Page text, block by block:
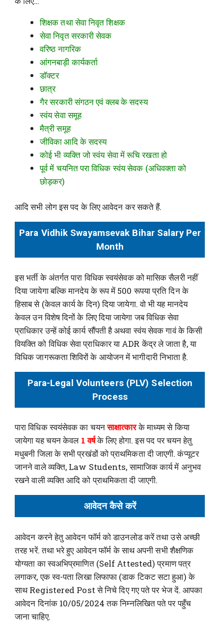
शिक्षक तथा सेवा निवृत शिक्षक
सेवा निवृत सरकारी सेवक
वरिष्ठ नागरिक
आंगनबाड़ी कार्यकर्ता
डॉक्टर
छात्र
गैर सरकारी संगठन एवं क्लब के सदस्य
स्वंय सेवा समूह
मैत्री समूह
जीविका आदि के सदस्य
कोई भी व्यक्ति जो स्वंय सेवा में रूचि रखता हो
पूर्व में चयनित परा विधिक स्वंय सेवक (अधिवक्ता को
छोड़कर)
आदि सभी लोग इस पद के लिए आवेदन कर सकते हैं.
Para Vidhik Swayamsevak Bihar Salary Per
Month
इस भर्ती के अंतर्गत पारा विधिक स्वयंसेवक को मासिक सैलरी नहीं
दिया जायेगा बल्कि मानदेय के रूप में 500 रूपया प्रति दिन के
हिसाब से (केवल कार्य के दिन) दिया जायेगा. वो भी यह मानदेय
केवल उन विशेष दिनों के लिए दिया जायेगा जब विधिक सेवा
प्राधिकार उन्हें कोई कार्य सौंपती है अथवा स्वंय सेवक गावं के किसी
वियक्ति को विधिक सेवा प्राधिकार या ADR केंद्र ले जाता है, या
विधिक जागरूकता शिविरों के आयोजन में भागीदारी निभाता है.
Para-Legal Volunteers (PLV) Selection
Process
पारा विधिक स्वयंसेवक का चयनसाक्षात्कारके माध्यम से किया
जायेगा यह चयन केवल 1 वर्षके लिए होगा. इस पद पर चयन हेतु
मधुबनी जिला के सभी प्रखंडों को प्राथमिकता दी जाएगी. कंप्यूटर
जानने वाले व्यक्ति, Law Students, सामाजिक कार्य में अनुभव
रखने वाली व्यक्ति आदि को प्राथमिकता दी जाएगी.
आवेदन कैसे करें
आवेदन करने हेतु आवेदन फॉर्म को डाउनलोड करें तथा उसे अच्छी
तरह भरें. तथा भरे हुए आवेदन फॉर्म के साथ अपनी सभी शैक्षणिक
योग्यता का स्वअभिप्रमाणित (Self Attested) प्रमाण पत्र
लगाकर, एक स्व-पता लिखा लिफाफा (डाक टिकट सटा हुआ) के
साथ Registered Post से निचे दिए गए पते पर भेज दें. आपका
आवेदन दिनांक 10/05/2024 तक निम्नलिखित पते पर पहुँच
जाना चाहिए.